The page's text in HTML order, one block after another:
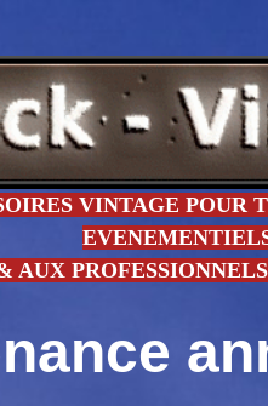
VINTAGE POUR